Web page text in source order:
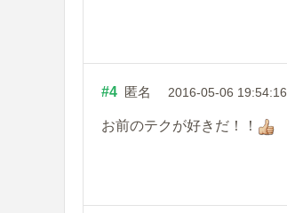
#4 匿名 2016-05-06 19:54:16
お前のテクが好きだ！！